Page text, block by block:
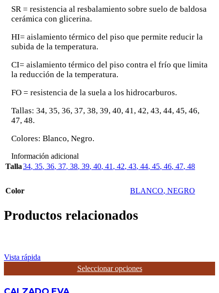
SR = resistencia al resbalamiento sobre suelo de baldosa
cerámica con glicerina.
HI= aislamiento térmico del piso que permite reducir la
subida de la temperatura.
CI= aislamiento térmico del piso contra el frío que limita
la reducción de la temperatura.
FO = resistencia de la suela a los hidrocarburos.
Tallas: 34, 35, 36, 37, 38, 39, 40, 41, 42, 43, 44, 45, 46,
47, 48.
Colores: Blanco, Negro.
Información adicional
Talla34, 35, 36, 37, 38, 39, 40, 41 , 42, 43, 44, 45, 46, 47, 48
Color BLANCO, NEGRO
Productos relacionados
Vista rápida
Seleccionar opciones
Este
producto